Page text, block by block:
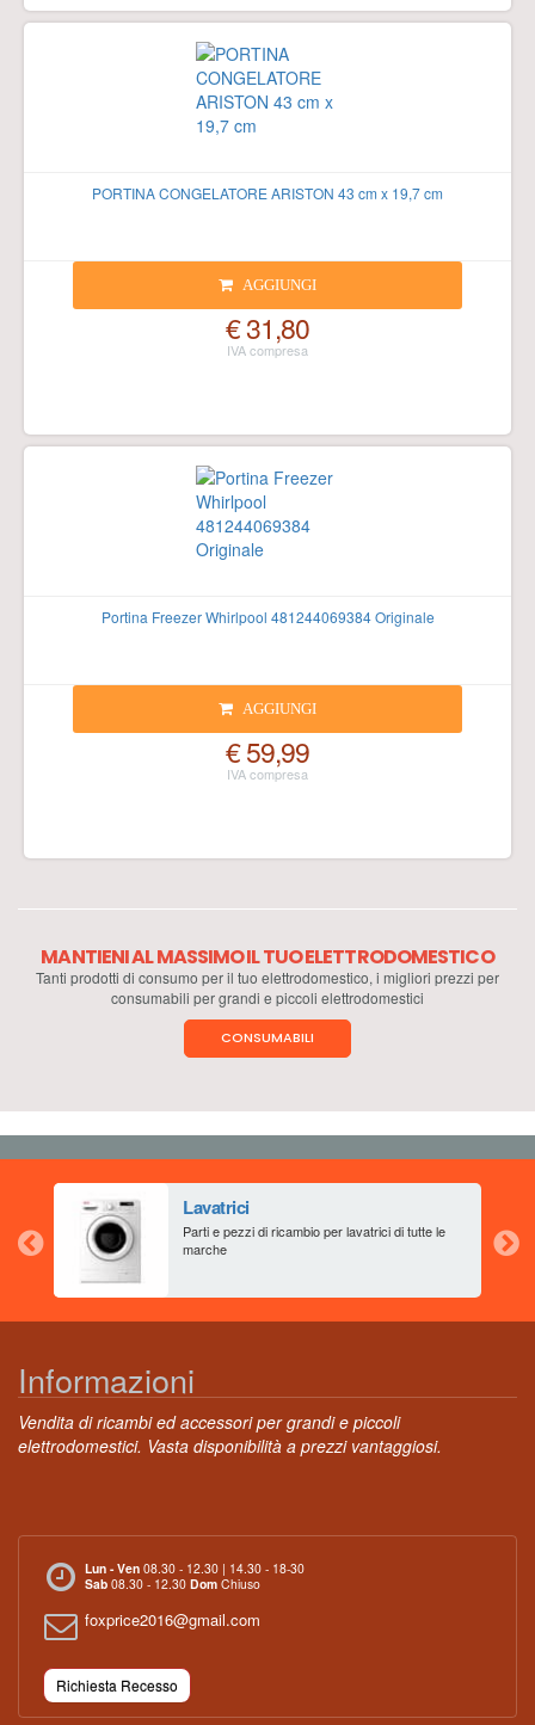
PORTINA CONGELATORE ARISTON 43 cm x 19,7 cm
AGGIUNGI
€ 31,80
Portina Freezer Whirlpool 481244069384 Originale
AGGIUNGI
€ 59,99
MANTIENI AL MASSIMO IL TUO ELETTRODOMESTICO
Tanti prodotti di consumo per il tuo elettrodomestico, i migliori prezzi per
consumabili per grandi e piccoli elettrodomestici
CONSUMABILI
Lavatrici
Parti e pezzi di ricambio per lavatrici di tutte le
marche
Informazioni
Vendita di ricambi ed accessori per grandi e piccoli
elettrodomestici. Vasta disponibilità a prezzi vantaggiosi.
Lun - Ven 08.30 - 12.30 | 14.30 - 18-30
Sab 08.30 - 12.30 Dom Chiuso
foxprice2016@gmail.com
Richiesta Recesso